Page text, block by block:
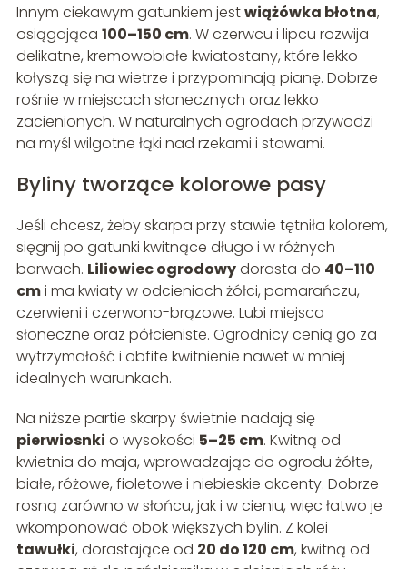
Innym ciekawym gatunkiem jestwiążówka błotna,
osiągająca 100–150 cm. W czerwcu i lipcu rozwija
delikatne, kremowobiałe kwiatostany, które lekko
kołyszą się na wietrze i przypominają pianę. Dobrze
rośnie w miejscach słonecznych oraz lekko
zacienionych. W naturalnych ogrodach przywodzi
na myśl wilgotne łąki nad rzekami i stawami.
Byliny tworzące kolorowe pasy
Jeśli chcesz, żeby skarpa przy stawie tętniła kolorem,
sięgnij po gatunki kwitnące długo i w różnych
barwach. Liliowiec ogrodowydorasta do 40–110
cmi ma kwiaty w odcieniach żółci, pomarańczu,
czerwieni i czerwono-brązowe. Lubi miejsca
słoneczne oraz półcieniste. Ogrodnicy cenią go za
wytrzymałość i obfite kwitnienie nawet w mniej
idealnych warunkach.
Na niższe partie skarpy świetnie nadają się
pierwiosnki o wysokości 5–25 cm. Kwitną od
kwietnia do maja, wprowadzając do ogrodu żółte,
białe, różowe, fioletowe i niebieskie akcenty. Dobrze
rosną zarówno w słońcu, jak i w cieniu, więc łatwo je
wkomponować obok większych bylin. Z kolei
tawułki, dorastające od 20 do 120 cm, kwitną od